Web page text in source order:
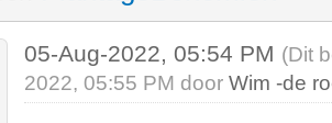
05-Aug-2022, 05:54 PM (Dit
2022, 05:55 PM doorWim -de